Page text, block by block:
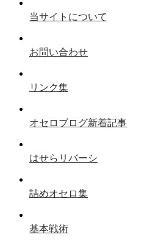
当サイトについて
お問い合わせ
リンク集
オセロブログ新着記事
はせらリバーシ
詰めオセロ集
基本戦術